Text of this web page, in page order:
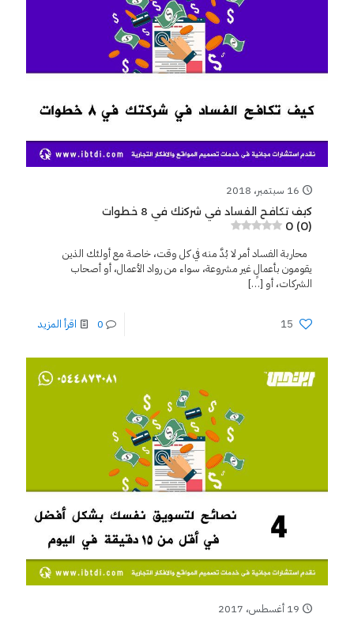
16 سبتمبر، 2018
كيف تكافح الفساد في شركتك في 8 خطوات
0 (0)
محاربة الفساد أمر لا بُدَّ منه في كل وقت، خاصة مع أولئك الذين
يقومون بأعمالٍ غير مشروعة، سواء من رواد الأعمال، أو أصحاب
الشركات، أو […]
15
0 اقرأ المزيد
19 أغسطس، 2017